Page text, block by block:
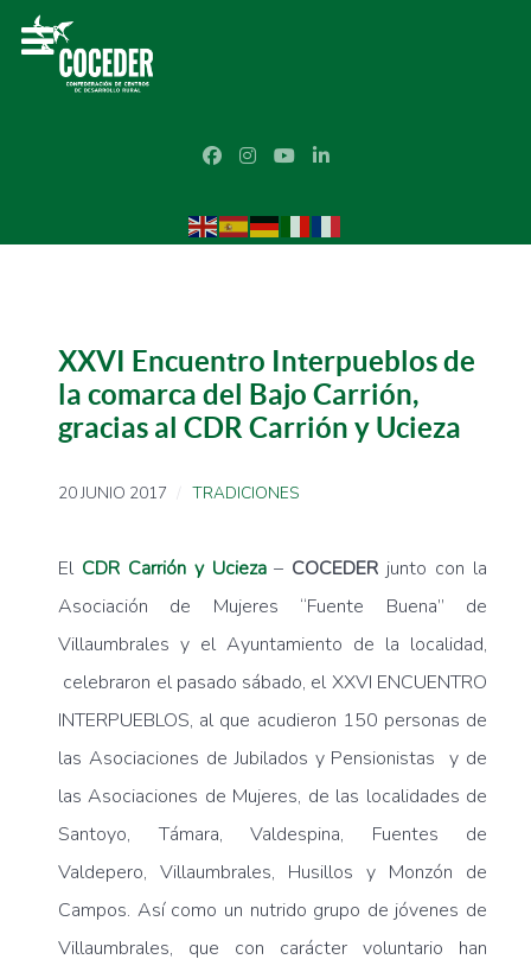
XXVI Encuentro Interpueblos de
la comarca del Bajo Carrión,
gracias al CDR Carrión y Ucieza
20 JUNIO 2017 TRADICIONES
El CDR Carrión y Ucieza– COCEDER junto con la
Asociación de Mujeres “Fuente Buena” de
Villaumbrales y el Ayuntamiento de la localidad,
celebraron el pasado sábado, el XXVI ENCUENTRO
INTERPUEBLOS, al que acudieron 150 personas de
las Asociaciones de Jubilados y Pensionistas y de
las Asociaciones de Mujeres, de las localidades de
Santoyo, Támara, Valdespina, Fuentes de
Valdepero, Villaumbrales, Husillos y Monzón de
Campos. Así como un nutrido grupo de jóvenes de
Villaumbrales, que con carácter voluntario han